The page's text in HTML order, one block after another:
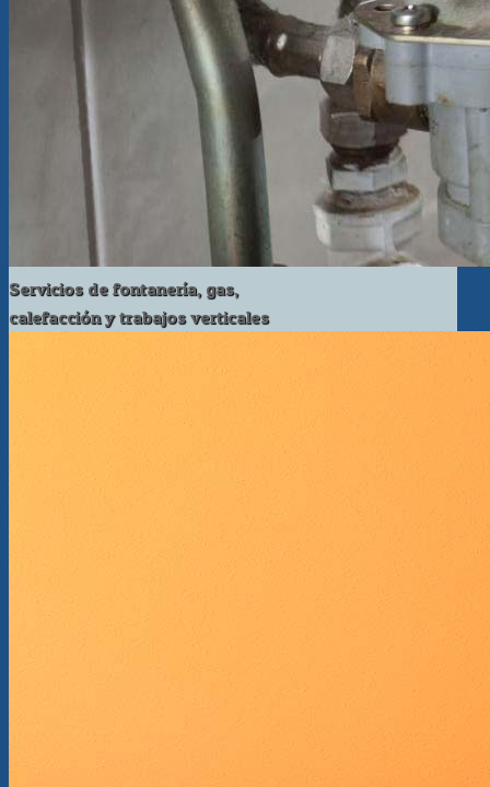
Servicios de fontanería, gas,
calefacción y trabajos verticales